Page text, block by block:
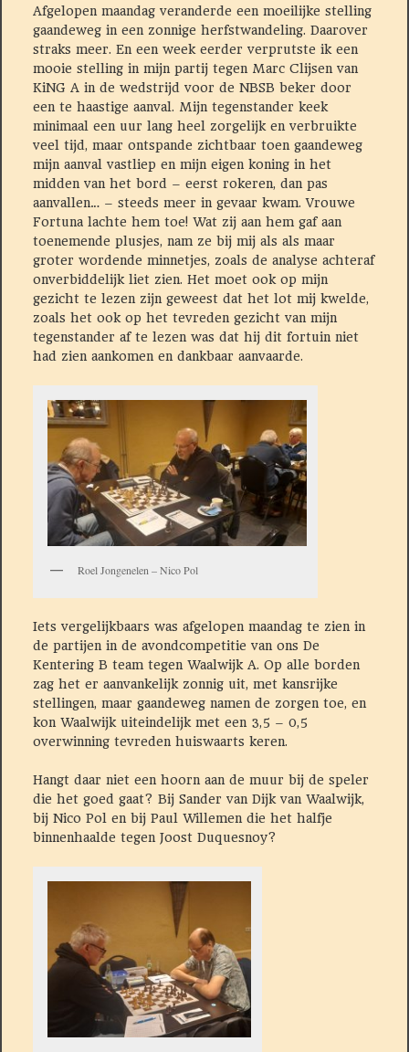
Afgelopen maandag veranderde een moeilijke stelling
gaandeweg in een zonnige herfstwandeling. Daarover
straks meer. En een week eerder verprutste ik een
mooie stelling in mijn partij tegen Marc Clijsen van
KiNG A in de wedstrijd voor de NBSB beker door
een te haastige aanval. Mijn tegenstander keek
minimaal een uur lang heel zorgelijk en verbruikte
veel tijd, maar ontspande zichtbaar toen gaandeweg
mijn aanval vastliep en mijn eigen koning in het
midden van het bord – eerst rokeren, dan pas
aanvallen… – steeds meer in gevaar kwam. Vrouwe
Fortuna lachte hem toe! Wat zij aan hem gaf aan
toenemende plusjes, nam ze bij mij als als maar
groter wordende minnetjes, zoals de analyse achteraf
onverbiddelijk liet zien. Het moet ook op mijn
gezicht te lezen zijn geweest dat het lot mij kwelde,
zoals het ook op het tevreden gezicht van mijn
tegenstander af te lezen was dat hij dit fortuin niet
had zien aankomen en dankbaar aanvaarde.
Roel Jongenelen – Nico Pol
Iets vergelijkbaars was afgelopen maandag te zien in
de partijen in de avondcompetitie van ons De
Kentering B team tegen Waalwijk A. Op alle borden
zag het er aanvankelijk zonnig uit, met kansrijke
stellingen, maar gaandeweg namen de zorgen toe, en
kon Waalwijk uiteindelijk met een 3,5 – 0,5
overwinning tevreden huiswaarts keren.
Hangt daar niet een hoorn aan de muur bij de speler
die het goed gaat? Bij Sander van Dijk van Waalwijk,
bij Nico Pol en bij Paul Willemen die het halfje
binnenhaalde tegen Joost Duquesnoy?